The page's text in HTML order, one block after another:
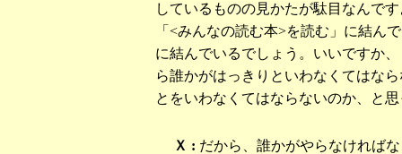
しているものの見かたが駄目なんで
「<みんなの読む本>を読む」に結ん
に結んでいるでしょう。いいですか
ら誰かがはっきりといわなくてはな
とをいわなくてはならないのか、と
Ｘ : だから、誰かがやらなければ